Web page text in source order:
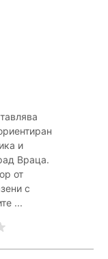
и
Враца.
от
с
...